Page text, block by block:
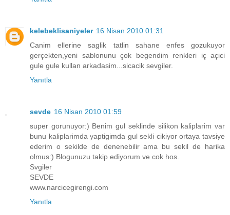
kelebeklisaniyeler 16 Nisan 2010 01:31
Canim ellerine saglik tatlin sahane enfes gozukuyor
gerçekten,yeni sablonunu çok begendim renkleri iç açici
gule gule kullan arkadasim...sicacik sevgiler.
Yanıtla
sevde 16 Nisan 2010 01:59
super gorunuyor:) Benim gul seklinde silikon kaliplarim var
bunu kaliplarimda yaptigimda gul sekli cikiyor ortaya tavsiye
ederim o sekilde de denenebilir ama bu sekil de harika
olmus:) Blogunuzu takip ediyorum ve cok hos.
Svgiler
SEVDE
www.narcicegirengi.com
Yanıtla